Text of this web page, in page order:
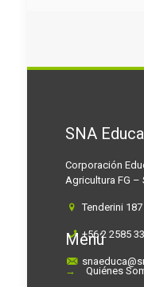
SNA Educa
Corporación
Agricultura FG –
Tenderini
+56 2 2585
Menú
→ Quiénes